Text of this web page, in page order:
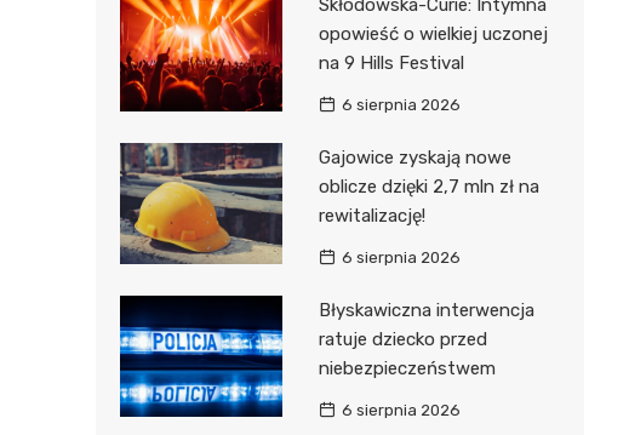
Skłodowska-Curie: Intymna
opowieść o wielkiej uczonej
na 9 Hills Festival
6 sierpnia 2026
Gajowice zyskają nowe
oblicze dzięki 2,7 mln zł na
rewitalizację!
6 sierpnia 2026
Błyskawiczna interwencja
ratuje dziecko przed
niebezpieczeństwem
6 sierpnia 2026